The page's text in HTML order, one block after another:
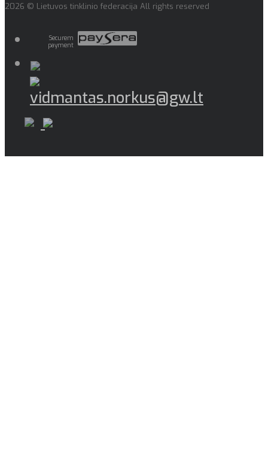
2026 © Lietuvos tinklinio federacija All rights reserved
Securem
payment